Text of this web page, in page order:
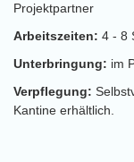
Projektpartner
Arbeitszeiten: 4 - 8
Unterbringung: im
Verpflegung:
Kantine erhältlich.